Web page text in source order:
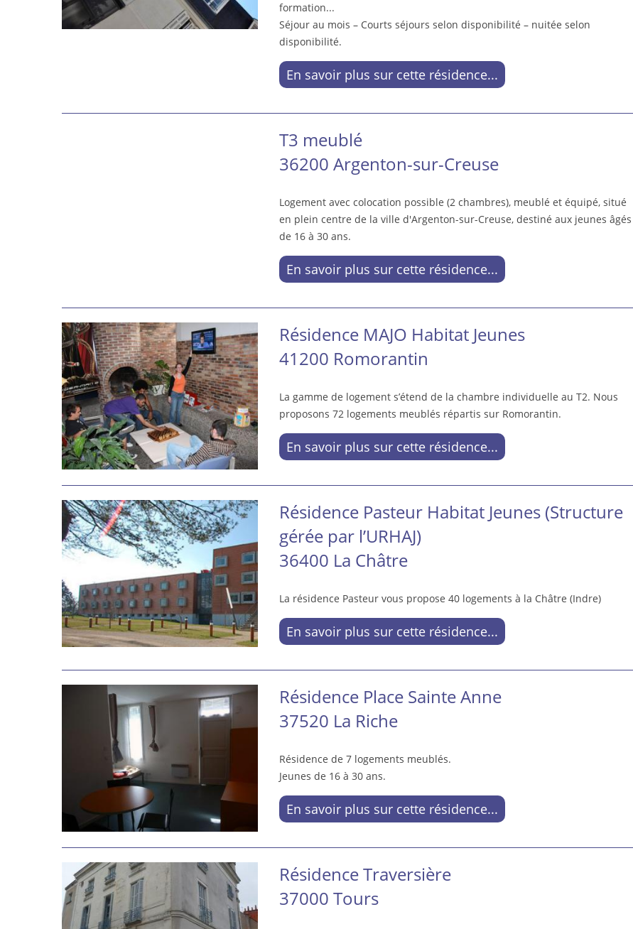
formation...
Séjour au mois – Courts séjours selon disponibilité – nuitée selon
disponibilité.
En savoir plus sur cette résidence...
T3 meublé
36200 Argenton-sur-Creuse
Logement avec colocation possible (2 chambres), meublé et équipé, situé
en plein centre de la ville d'Argenton-sur-Creuse, destiné aux jeunes âgés
de 16 à 30 ans.
En savoir plus sur cette résidence...
Résidence MAJO Habitat Jeunes
41200 Romorantin
La gamme de logement s’étend de la chambre individuelle au T2. Nous
proposons 72 logements meublés répartis sur Romorantin.
En savoir plus sur cette résidence...
Résidence Pasteur Habitat Jeunes (Structure
gérée par l’URHAJ)
36400 La Châtre
La résidence Pasteur vous propose 40 logements à la Châtre (Indre)
En savoir plus sur cette résidence...
Résidence Place Sainte Anne
37520 La Riche
Résidence de 7 logements meublés.
Jeunes de 16 à 30 ans.
En savoir plus sur cette résidence...
Résidence Traversière
37000 Tours